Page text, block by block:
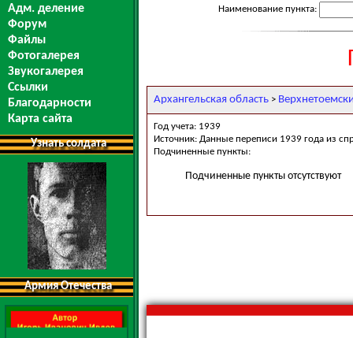
Адм. деление
Форум
Файлы
Фотогалерея
Звукогалерея
Ссылки
Благодарности
Карта сайта
Узнать солдата
Армия Отечества
Наименование пункта:
Архангельская область >
Год учета: 1939
Источник: Данные переписи 1939 года из
Подчиненные пункты:
Подчиненные пункты отсутствуют